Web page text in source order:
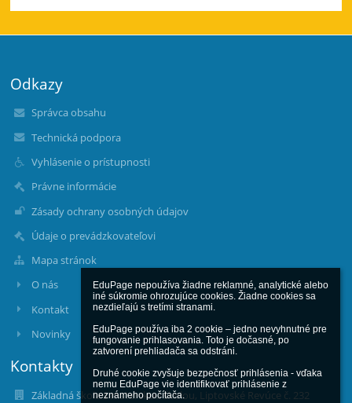
EduPage nepoužíva žiadne reklamné, analytické alebo
iné súkromie ohrozujúce cookies. Žiadne cookies sa
nezdieľajú s tretími stranami.
EduPage používa iba 2 cookie – jedno nevyhnutné pre
fungovanie prihlasovania. Toto je dočasné, po
zatvorení prehliadača sa odstráni.
Druhé cookie zvyšuje bezpečnosť prihlásenia - vďaka
nemu EduPage vie identifikovať prihlásenie z
neznámeho počítača.
Odkazy
Správca obsahu
Technická podpora
Vyhlásenie o prístupnosti
Právne informácie
Zásady ochrany osobných údajov
Údaje o prevádzkovateľovi
Mapa stránok
O nás
Kontakt
Novinky
Kontakty
Základná škola s materskou školou, Liptovské Revúce č. 232